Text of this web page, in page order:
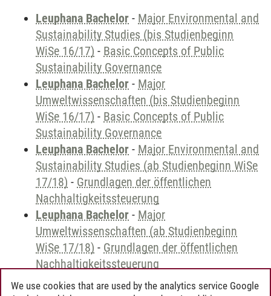
Leuphana Bachelor - Major Environmental and
Sustainability Studies (bis Studienbeginn
WiSe 16/17) - Basic Concepts of Public
Sustainability Governance
Leuphana Bachelor - Major
Umweltwissenschaften (bis Studienbeginn
WiSe 16/17) - Basic Concepts of Public
Sustainability Governance
Leuphana Bachelor - Major Environmental and
Sustainability Studies (ab Studienbeginn WiSe
17/18) - Grundlagen der öffentlichen
Nachhaltigkeitssteuerung
Leuphana Bachelor - Major
Umweltwissenschaften (ab Studienbeginn
WiSe 17/18) - Grundlagen der öffentlichen
Nachhaltigkeitssteuerung
We use cookies that are used by the analytics service Google